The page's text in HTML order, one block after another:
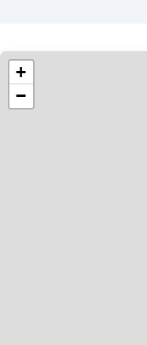
+
−